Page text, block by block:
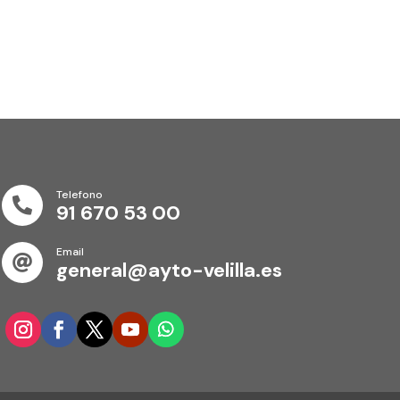

Telefono
91 670 53 00

Email
general@ayto-velilla.es